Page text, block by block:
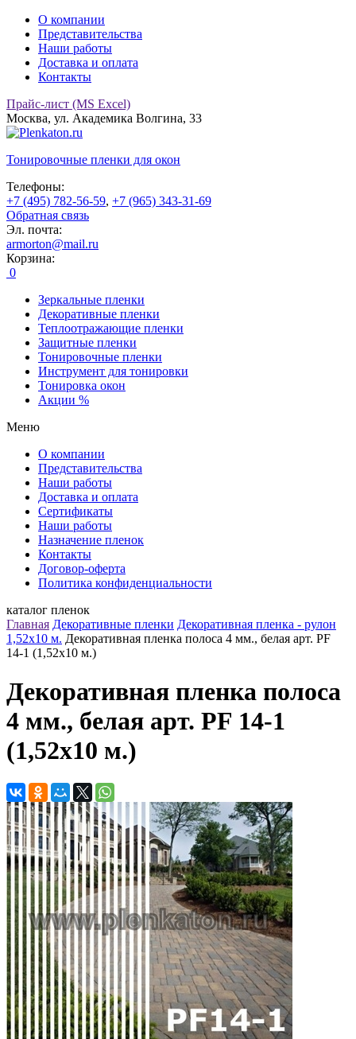
О компании
Представительства
Наши работы
Доставка и оплата
Контакты
Прайс-лист (MS Excel)
Москва, ул. Академика Волгина, 33
Тонировочные пленки для окон
Телефоны:
+7 (495) 782-56-59, +7 (965) 343-31-69
Обратная связь
Эл. почта:
armorton@mail.ru
Корзина:
0
Зеркальные пленки
Декоративные пленки
Теплоотражающие пленки
Защитные пленки
Тонировочные пленки
Инструмент для тонировки
Тонировка окон
Акции %
Меню
О компании
Представительства
Наши работы
Доставка и оплата
Сертификаты
Наши работы
Назначение пленок
Контакты
Договор-оферта
Политика конфиденциальности
каталог пленок
Главная Декоративные пленки Декоративная пленка - рулон
1,52х10 м. Декоративная пленка полоса 4 мм., белая арт. PF
14-1 (1,52х10 м.)
Декоративная пленка полоса
4 мм., белая арт. PF 14-1
(1,52х10 м.)